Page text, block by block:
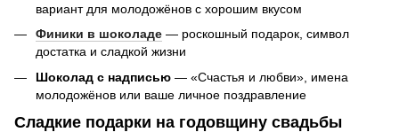
вариант для молодожёнов с хорошим вкусом
Финики в шоколаде — роскошный подарок, символ
достатка и сладкой жизни
Шоколад с надписью — «Счастья и любви», имена
молодожёнов или ваше личное поздравление
Сладкие подарки на годовщину свадьбы